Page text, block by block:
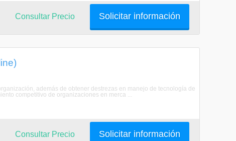
Solicitar información
Consultar Precio
además de obtener destrezas en manejo de tecnología de
competitivo de organizaciones en merca ...
Solicitar información
Consultar Precio